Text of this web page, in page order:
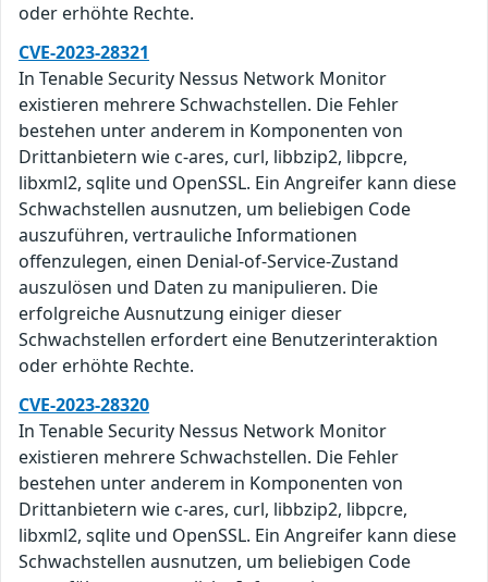
oder erhöhte Rechte.
CVE-2023-28321
In Tenable Security Nessus Network Monitor
existieren mehrere Schwachstellen. Die Fehler
bestehen unter anderem in Komponenten von
Drittanbietern wie c-ares, curl, libbzip2, libpcre,
libxml2, sqlite und OpenSSL. Ein Angreifer kann diese
Schwachstellen ausnutzen, um beliebigen Code
auszuführen, vertrauliche Informationen
offenzulegen, einen Denial-of-Service-Zustand
auszulösen und Daten zu manipulieren. Die
erfolgreiche Ausnutzung einiger dieser
Schwachstellen erfordert eine Benutzerinteraktion
oder erhöhte Rechte.
CVE-2023-28320
In Tenable Security Nessus Network Monitor
existieren mehrere Schwachstellen. Die Fehler
bestehen unter anderem in Komponenten von
Drittanbietern wie c-ares, curl, libbzip2, libpcre,
libxml2, sqlite und OpenSSL. Ein Angreifer kann diese
Schwachstellen ausnutzen, um beliebigen Code